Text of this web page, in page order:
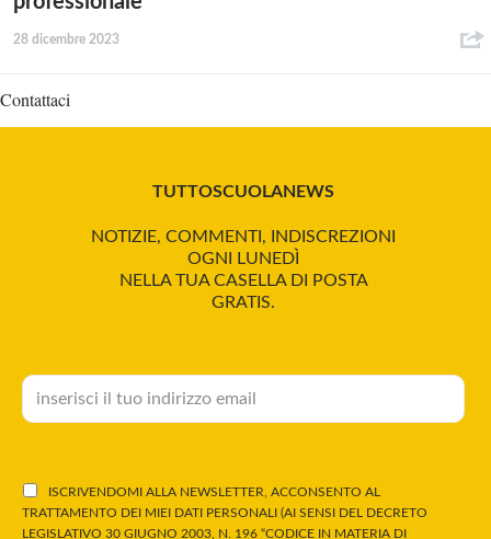
28 dicembre 2023
Contattaci
TUTTOSCUOLANEWS
NOTIZIE, COMMENTI, INDISCREZIONI
OGNI LUNEDÌ
NELLA TUA CASELLA DI POSTA
GRATIS.
ISCRIVENDOMI ALLA NEWSLETTER, ACCONSENTO AL
TRATTAMENTO DEI MIEI DATI PERSONALI (AI SENSI DEL DECRETO
LEGISLATIVO 30 GIUGNO 2003, N. 196 “CODICE IN MATERIA DI